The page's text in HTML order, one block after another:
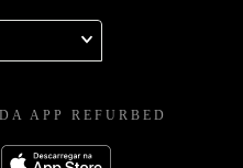
APP REFURBED